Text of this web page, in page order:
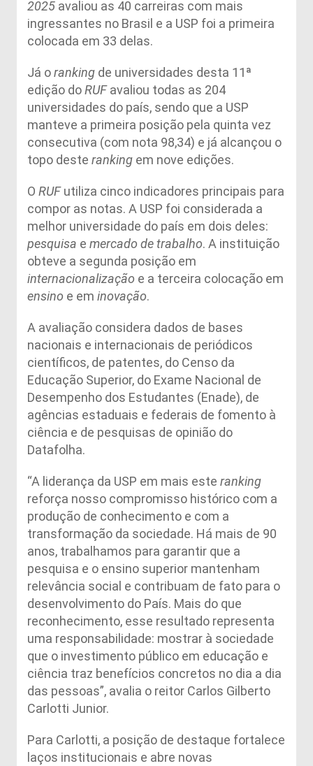
2025 avaliou as 40 carreiras com mais
ingressantes no Brasil e a USP foi a primeira
colocada em 33 delas.
Já oranking de universidades desta 11ª
edição doRUFavaliou todas as 204
universidades do país, sendo que a USP
manteve a primeira posição pela quinta vez
consecutiva (com nota 98,34) e já alcançou o
topo deste ranking em nove edições.
O RUFutiliza cinco indicadores principais para
compor as notas. A USP foi considerada a
melhor universidade do país em dois deles:
pesquisa e mercado de trabalho. A instituição
obteve a segunda posição em
internacionalização e a terceira colocação em
ensino e em inovação.
A avaliação considera dados de bases
nacionais e internacionais de periódicos
científicos, de patentes, do Censo da
Educação Superior, do Exame Nacional de
Desempenho dos Estudantes (Enade), de
agências estaduais e federais de fomento à
ciência e de pesquisas de opinião do
Datafolha.
“A liderança da USP em mais este ranking
reforça nosso compromisso histórico com a
produção de conhecimento e com a
transformação da sociedade. Há mais de 90
anos, trabalhamos para garantir que a
pesquisa e o ensino superior mantenham
relevância social e contribuam de fato para o
desenvolvimento do País. Mais do que
reconhecimento, esse resultado representa
uma responsabilidade: mostrar à sociedade
que o investimento público em educação e
ciência traz benefícios concretos no dia a dia
das pessoas”, avalia o reitor Carlos Gilberto
Carlotti Junior.
Para Carlotti, a posição de destaque fortalece
laços institucionais e abre novas